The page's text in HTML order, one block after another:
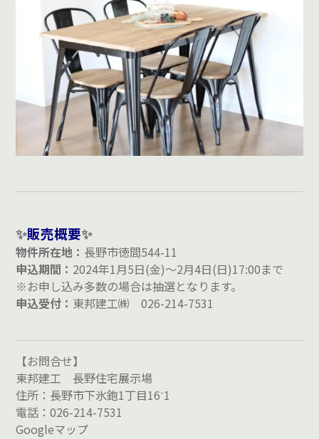
✨販売概要✨
物件所在地： 長野市徳間544-11
申込期間： 2024年1月5日(金)～2月4日(日)17:00まで
※お申し込み多数の場合は抽選となります。
申込受付： 東邦建工㈱ 026-214-7531
【お問合せ】
東邦建工 長野住宅展示場
住所：長野市下氷鉋1丁目16⁻1
電話：026-214-7531
Googleマップ